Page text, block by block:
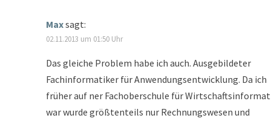
Maxsagt:
02.11.2013 um 01:50 Uhr
Das gleiche Problem habe ich auch. Ausgebildeter
Fachinformatiker für Anwendungsentwicklung. Da ich
früher auf ner Fachoberschule für
war wurde größtenteils nur Rechnungswesen und